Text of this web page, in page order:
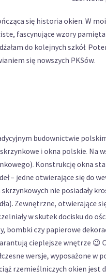
się historia okien. W
fascynujące wzory
do kolejnych szkół.
się nowszych PKSów.
budownictwie
i okna polskie. Na
Konstrukcję okna
– jedne otwierające się do
nie posiadały
Zewnętrzne, otwierające
w skutek docisku do
bombki czy papierowe
cieplejsze wnętrze 😉
wersje, wyposażone w
rzemieślniczych okien jest